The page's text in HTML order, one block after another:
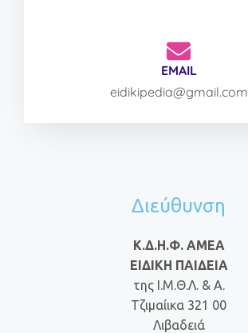
EMAIL
eidikipedia@gmail.com
Διεύθυνση
Κ.Δ.Η.Φ. ΑΜΕΑ
ΕΙΔΙΚΗ ΠΑΙΔΕΙΑ
της Ι.Μ.Θ.Λ. & Α.
Τζιμαίικα 321 00
Λιβαδειά